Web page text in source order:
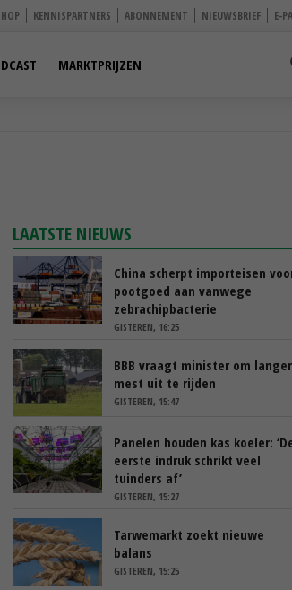
KENNISPARTNERS ABONNEMENT NIEUWSBRIEF E-
MARKTPRIJZEN
LAATSTE NIEUWS
China scherpt importeisen
pootgoed aan vanwege
zebrachipbacterie
GISTEREN, 16:25
BBB vraagt minister om langer
mest uit te rijden
GISTEREN, 15:47
Panelen houden kas koeler:
eerste indruk schrikt veel
tuinders af’
GISTEREN, 15:27
Tarwemarkt zoekt nieuwe
balans
GISTEREN, 15:25